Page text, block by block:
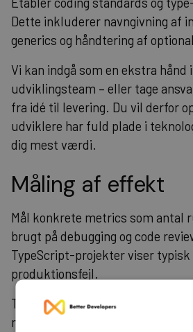
Dette inkluderer navngivning af
generics og håndtering af
Vi kan indgå som en ekstra hånd
udviklingsteam – eller tage
fra idé til levering. Du vil derfor
udviklere har fuld plade i
dig mest værdi.
Måling af effekt
Mål konkrete metrics som antal
brugt på debugging og code
TypeScript-projekter viser
produktionsfejl.
Track udviklerproduktivitet
metrics og time-to-market for